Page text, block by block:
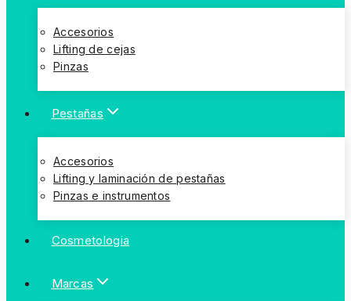
Accesorios
Lifting de cejas
Pinzas
Pestañas
Accesorios
Lifting y laminación de pestañas
Pinzas e instrumentos
Cosmetologia
Marcas